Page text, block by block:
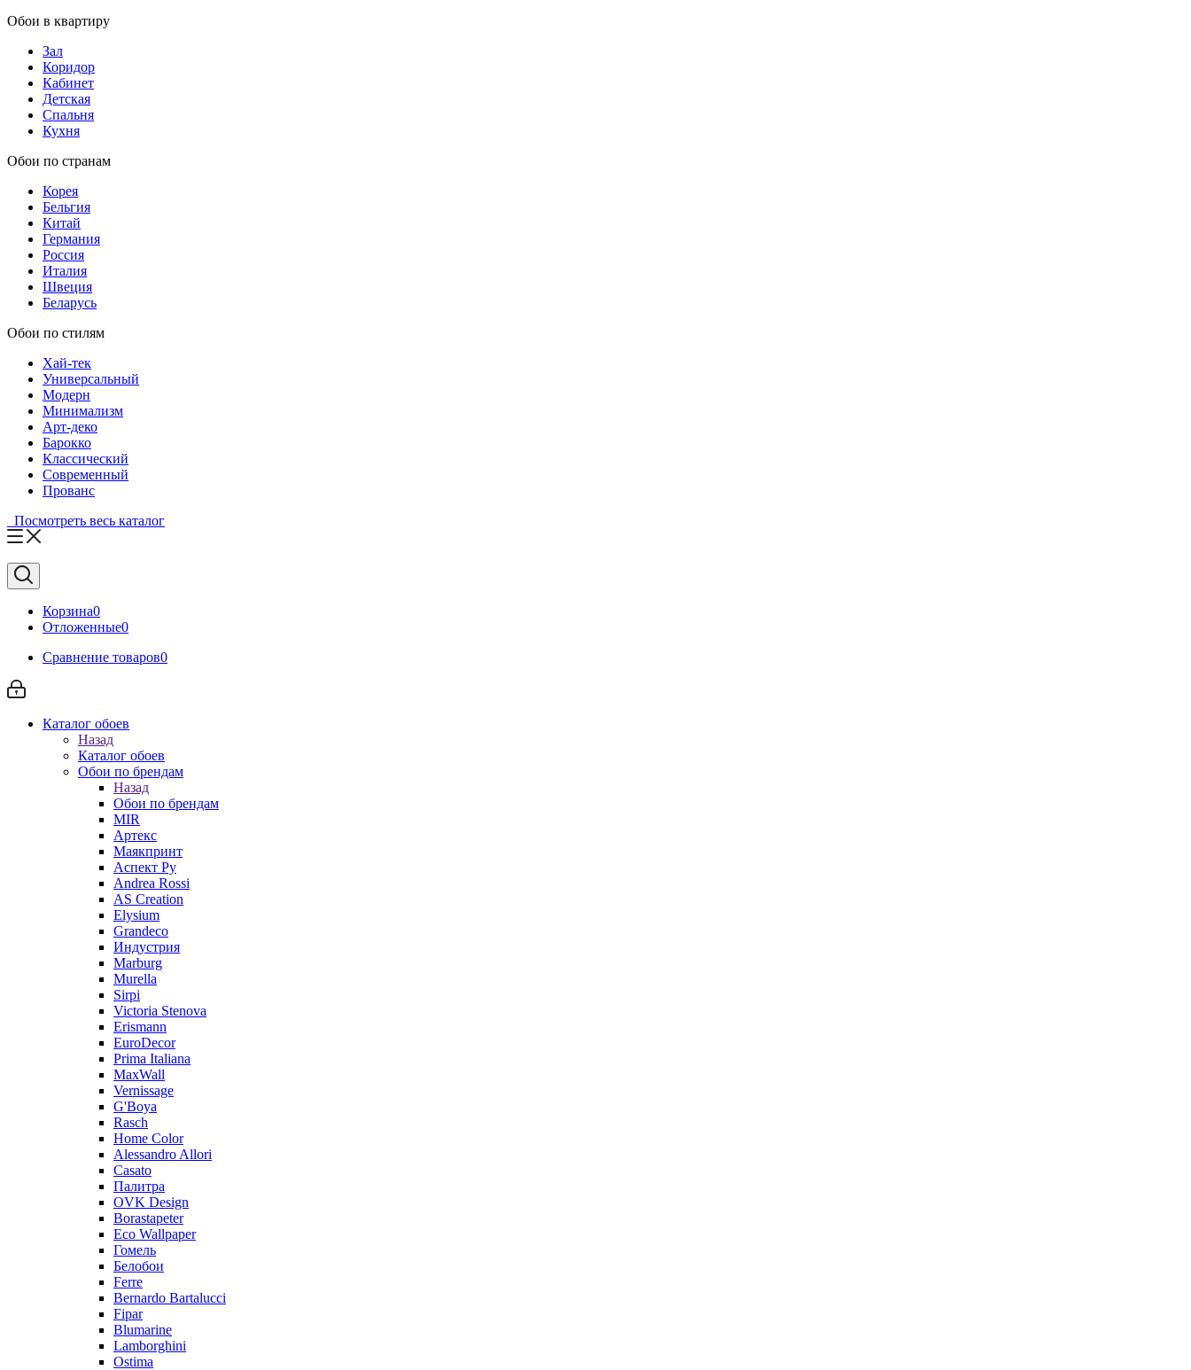
Обои в квартиру
Зал
Коридор
Кабинет
Детская
Спальня
Кухня
Обои по странам
Корея
Бельгия
Китай
Германия
Россия
Италия
Швеция
Беларусь
Обои по стилям
Хай-тек
Универсальный
Модерн
Минимализм
Арт-деко
Барокко
Классический
Современный
Прованс
Посмотреть весь каталог
Корзина0
Отложенные0
Сравнение товаров0
Каталог обоев
Назад
Каталог обоев
Обои по брендам
Назад
Обои по брендам
MIR
Артекс
Маякпринт
Аспект Ру
Andrea Rossi
AS Creation
Elysium
Grandeco
Индустрия
Marburg
Murella
Sirpi
Victoria Stenova
Erismann
EuroDecor
Prima Italiana
MaxWall
Vernissage
G'Boya
Rasch
Home Color
Alessandro Allori
Casato
Палитра
OVK Design
Borastapeter
Eco Wallpaper
Гомель
Белобои
Ferre
Bernardo Bartalucci
Fipar
Blumarine
Lamborghini
Ostima